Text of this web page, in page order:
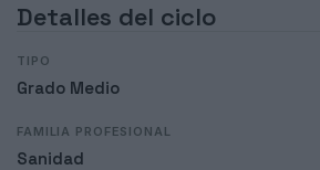
Detalles del ciclo
TIPO
Grado Medio
FAMILIA PROFESIONAL
Sanidad